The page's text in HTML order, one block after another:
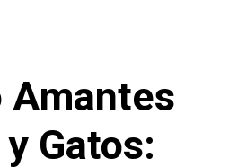
Amantes
Gatos: